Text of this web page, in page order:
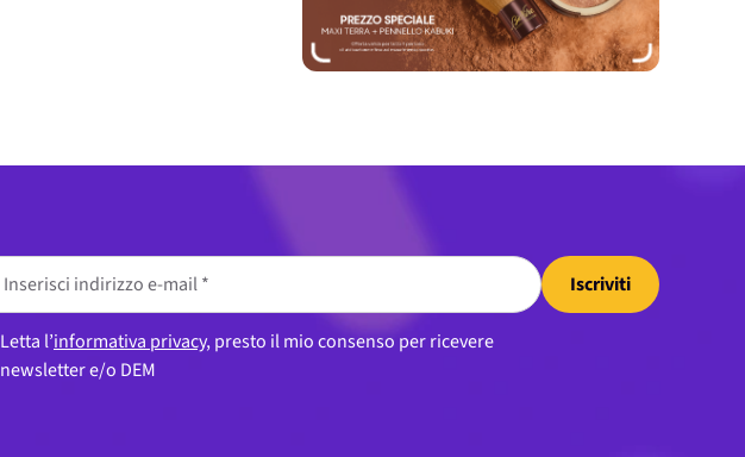
Iscriviti
Letta l’informativa privacy, presto il mio consenso per ricevere
newsletter e/o DEM